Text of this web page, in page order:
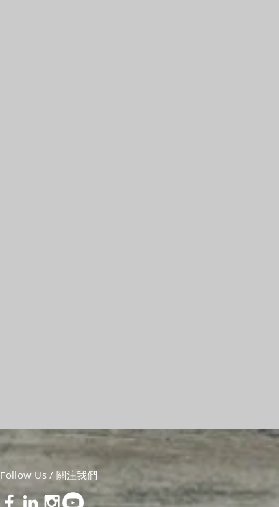
Follow Us / 關注我們